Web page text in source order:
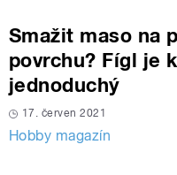
Smažit maso na
povrchu? Fígl je
jednoduchý
17. červen 2021
Hobby magazín